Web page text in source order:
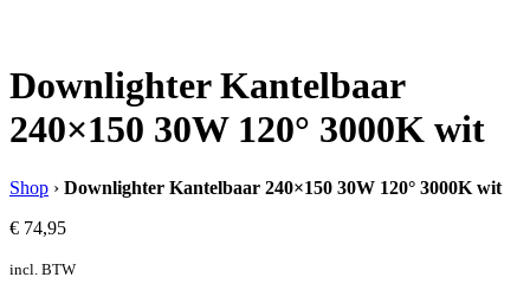
Downlighter Kantelbaar
240×150 30W 120° 3000K wit
Shop › Downlighter Kantelbaar 240×150 30W 120° 3000K wit
€ 74,95
incl. BTW